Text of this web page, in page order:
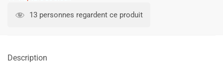
22.90€.14.90€.
13 personnes regardent ce produit
Description